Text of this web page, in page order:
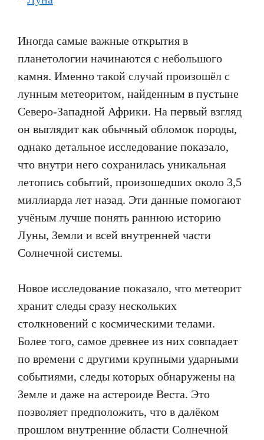
Иногда самые важные открытия в
планетологии начинаются с небольшого
камня. Именно такой случай произошёл с
лунным метеоритом, найденным в пустыне
Северо-Западной Африки. На первый взгляд
он выглядит как обычный обломок породы,
однако детальное исследование показало,
что внутри него сохранилась уникальная
летопись событий, произошедших около 3,5
миллиарда лет назад. Эти данные помогают
учёным лучше понять раннюю историю
Луны, Земли и всей внутренней части
Солнечной системы.
Новое исследование показало, что метеорит
хранит следы сразу нескольких
столкновений с космическими телами.
Более того, самое древнее из них совпадает
по времени с другими крупными ударными
событиями, следы которых обнаружены на
Земле и даже на астероиде Веста. Это
позволяет предположить, что в далёком
прошлом внутренние области Солнечной